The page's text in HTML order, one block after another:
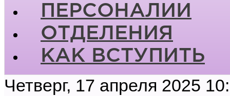
ПЕРСОНАЛИИ
ОТДЕЛЕНИЯ
КАК ВСТУПИТЬ
Четверг, 17 апреля 2025